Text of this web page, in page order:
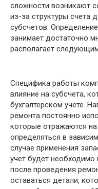
сложности возникают
из-за структуры счета
субсчетов.
занимает достаточно
располагает
Специфика работы
влияние на субсчета,
бухгалтерском учете.
ремонта постоянно
которые отражаются
определяться в
случае применения
учет будет необходимо
после проведения
оставаться детали,